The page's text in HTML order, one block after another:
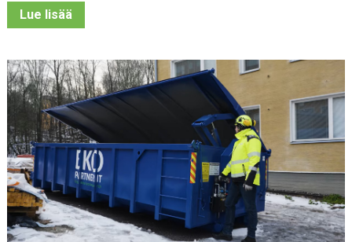
Lue lisää